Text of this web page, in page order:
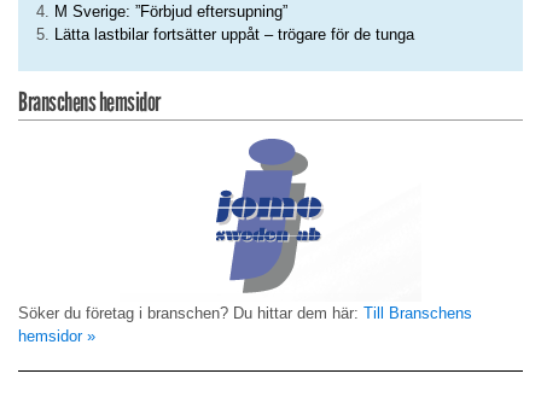
M Sverige: ”Förbjud eftersupning”
Lätta lastbilar fortsätter uppåt – trögare för de tunga
Branschens hemsidor
Söker du företag i branschen? Du hittar dem här: Till Branschens
hemsidor »